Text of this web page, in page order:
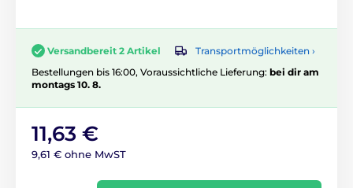
Versandbereit 2 Artikel
Transportmöglichkeiten ›
Bestellungen bis 16:00, Voraussichtliche Lieferung: bei dir am
montags 10. 8.
11,63 €
9,61 € ohne MwST